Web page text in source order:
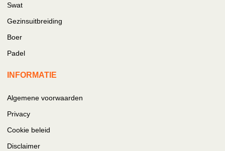
Swat
Gezinsuitbreiding
Boer
Padel
INFORMATIE
Algemene voorwaarden
Privacy
Cookie beleid
Disclaimer